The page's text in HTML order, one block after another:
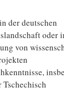
der deutschen
oder
von